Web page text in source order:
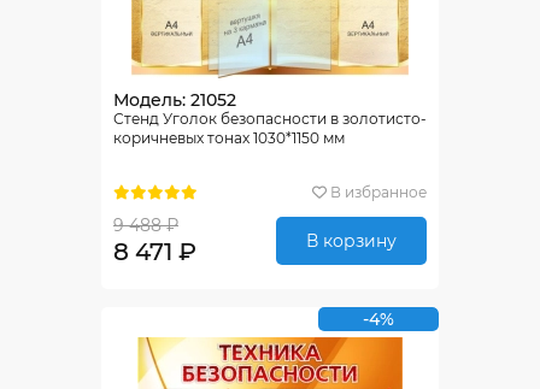
Модель: 21052
Стенд Уголок безопасности в золотисто-
коричневых тонах 1030*1150 мм
В избранное
9 488 ₽
8 471 ₽ В корзину
-4%